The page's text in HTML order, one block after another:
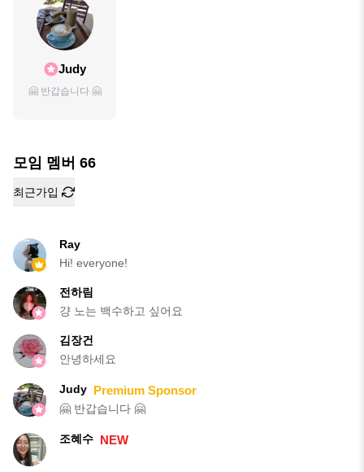
Judy
🤗 반갑습니다 🤗
모임 멤버 66
최근가입
Ray
Hi! everyone!
전하림
걍 노는 백수하고 싶어요
김장건
안녕하세요
Judy Premium Sponsor
🤗 반갑습니다 🤗
조혜수 NEW